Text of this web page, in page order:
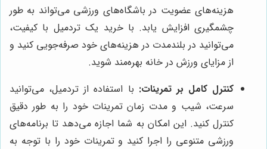
هزینه‌های عضویت در باشگاه‌های ورزشی می‌تواند به طور
چشمگیری افزایش یابد. با خرید یک تردمیل با کیفیت،
می‌توانید در بلندمدت در هزینه‌های خود صرفه‌جویی کنید و
از مزایای ورزش در خانه بهره‌مند شوید.
کنترل کامل بر تمرینات: با استفاده از تردمیل، می‌توانید
سرعت، شیب و مدت زمان تمرینات خود را به طور دقیق
کنترل کنید. این امکان به شما اجازه می‌دهد تا برنامه‌های
ورزشی متنوعی را اجرا کنید و تمرینات خود را با توجه به